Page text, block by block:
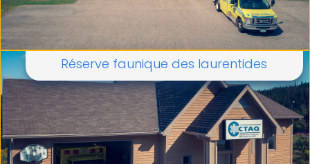
Réserve faunique des laurentides